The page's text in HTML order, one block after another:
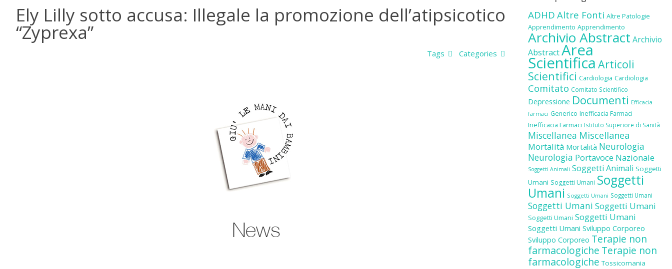
Ely Lilly sotto accusa: Illegale la promozione dell’atipsicotico
“Zyprexa”
Categories
Tags
ADHD Altre Fonti Altre Patologie
Apprendimento Apprendimento
Archivio Abstract Archivio
AbstractArea
Scientifica Articoli
Scientifici Cardiologia Cardiologia
Comitato Comitato Scientifico
Depressione Documenti Efficacia
farmaci Generico Inefficacia Farmaci
Inefficacia Farmaci Istituto Superiore di Sanità
Miscellanea Miscellanea
Mortalità Mortalità Neurologia
Neurologia Portavoce Nazionale
Soggetti Animali Soggetti Animali Soggetti
Umani Soggetti Umani Soggetti
Umani Soggetti Umani Soggetti Umani
Soggetti Umani Soggetti Umani
Soggetti Umani Soggetti Umani
Soggetti Umani Sviluppo Corporeo
Sviluppo Corporeo Terapie non
farmacologiche Terapie non
farmacologiche Tossicomania